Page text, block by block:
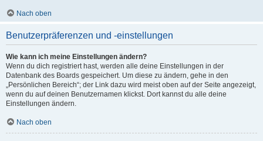
Nach oben
Benutzerpräferenzen und -einstellungen
Wie kann ich meine Einstellungen ändern?
Wenn du dich registriert hast, werden alle deine Einstellungen in der
Datenbank des Boards gespeichert. Um diese zu ändern, gehe in den
„Persönlichen Bereich“; der Link dazu wird meist oben auf der Seite angezeigt,
wenn du auf deinen Benutzernamen klickst. Dort kannst du alle deine
Einstellungen ändern.
Nach oben